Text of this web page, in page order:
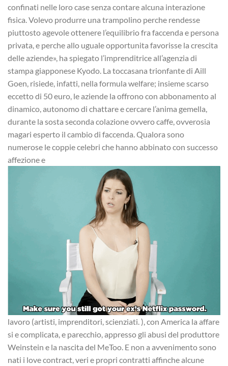
confinati nelle loro case senza contare alcuna interazione
fisica. Volevo produrre una trampolino perche rendesse
piuttosto agevole ottenere l’equilibrio fra faccenda e persona
privata, e perche allo uguale opportunita favorisse la crescita
delle aziende», ha spiegato l’imprenditrice all’agenzia di
stampa giapponese Kyodo. La toccasana trionfante di Aill
Goen, risiede, infatti, nella formula welfare; insieme scarso
eccetto di 50 euro, le aziende la offrono con abbonamento al
dinamico, autonomo di chattare e cercare l’anima gemella,
durante la sosta seconda colazione ovvero caffe, ovverosia
magari esperto il cambio di faccenda. Qualora sono
numerose le coppie celebri che hanno abbinato con successo
affezione e
lavoro (artisti, imprenditori, scienziati. ), con America la affare
si e complicata, e parecchio, appresso gli abusi del produttore
Weinstein e la nascita del MeToo. E non a avvenimento sono
nati i love contract, veri e propri contratti affinche alcune